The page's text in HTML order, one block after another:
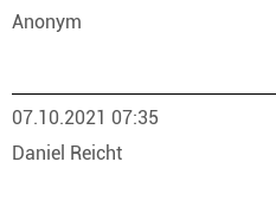
Anonym
07.10.2021 07:35
Daniel Reicht